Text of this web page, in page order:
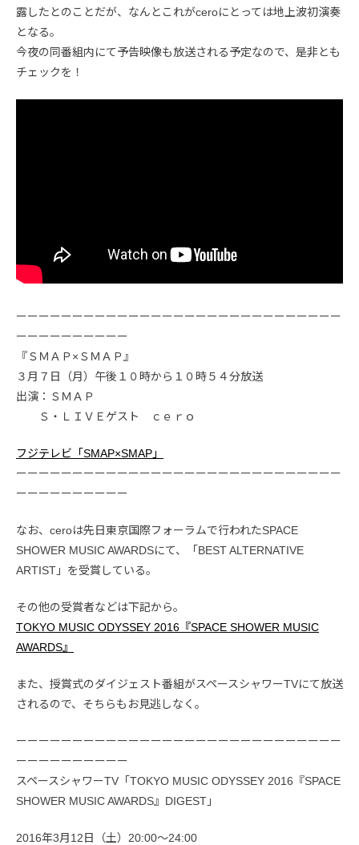
露したとのことだが、なんとこれがceroにとっては地上波初演奏
となる。
今夜の同番組内にて予告映像も放送される予定なので、是非とも
チェックを！
ーーーーーーーーーーーーーーーーーーーーーーーーーーーーー
ーーーーーーーーーー
『ＳＭＡＰ×ＳＭＡＰ』
３月７日（月）午後１０時から１０時５４分放送
出演：ＳＭＡＰ
Ｓ・ＬＩＶＥゲスト ｃｅｒｏ
フジテレビ「SMAP×SMAP」
ーーーーーーーーーーーーーーーーーーーーーーーーーーーーー
ーーーーーーーーーー
なお、ceroは先日東京国際フォーラムで行われたSPACE
SHOWER MUSIC AWARDSにて、「BEST ALTERNATIVE
ARTIST」を受賞している。
その他の受賞者などは下記から。
TOKYO MUSIC ODYSSEY 2016『SPACE SHOWER MUSIC
AWARDS』
また、授賞式のダイジェスト番組がスペースシャワーTVにて放送
されるので、そちらもお見逃しなく。
ーーーーーーーーーーーーーーーーーーーーーーーーーーーーー
ーーーーーーーーーー
スペースシャワーTV「TOKYO MUSIC ODYSSEY 2016『SPACE
SHOWER MUSIC AWARDS』DIGEST」
2016年3月12日（土）20:00～24:00